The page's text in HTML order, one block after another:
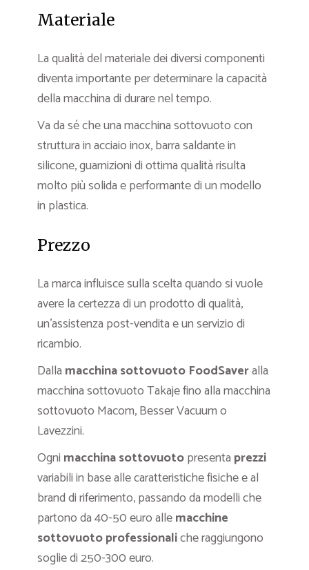
Materiale
La qualità del materiale dei diversi componenti
diventa importante per determinare la capacità
della macchina di durare nel tempo.
Va da sé che una macchina sottovuoto con
struttura in acciaio inox, barra saldante in
silicone, guarnizioni di ottima qualità risulta
molto più solida e performante di un modello
in plastica.
Prezzo
La marca influisce sulla scelta quando si vuole
avere la certezza di un prodotto di qualità,
un’assistenza post-vendita e un servizio di
ricambio.
Dalla macchina sottovuoto FoodSaveralla
macchina sottovuoto Takaje fino alla macchina
sottovuoto Macom, Besser Vacuum o
Lavezzini.
Ogni macchinasottovuotopresenta prezzi
variabili in base alle caratteristiche fisiche e al
brand di riferimento, passando da modelli che
partono da 40-50 euro allemacchine
sottovuoto professionaliche raggiungono
soglie di 250-300 euro.